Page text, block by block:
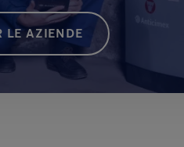
LE AZIENDE